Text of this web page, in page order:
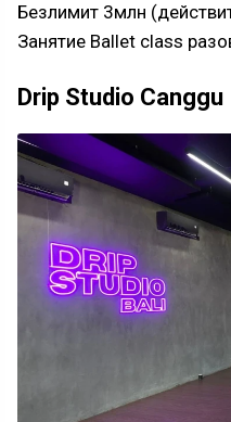
Безлимит 3млн
Занятие Ballet class
Drip Studio Canggu